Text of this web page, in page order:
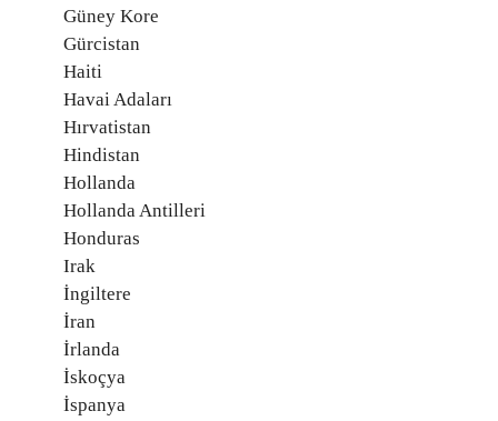
Güney Kore
Gürcistan
Haiti
Havai Adaları
Hırvatistan
Hindistan
Hollanda
Hollanda Antilleri
Honduras
Irak
İngiltere
İran
İrlanda
İskoçya
İspanya